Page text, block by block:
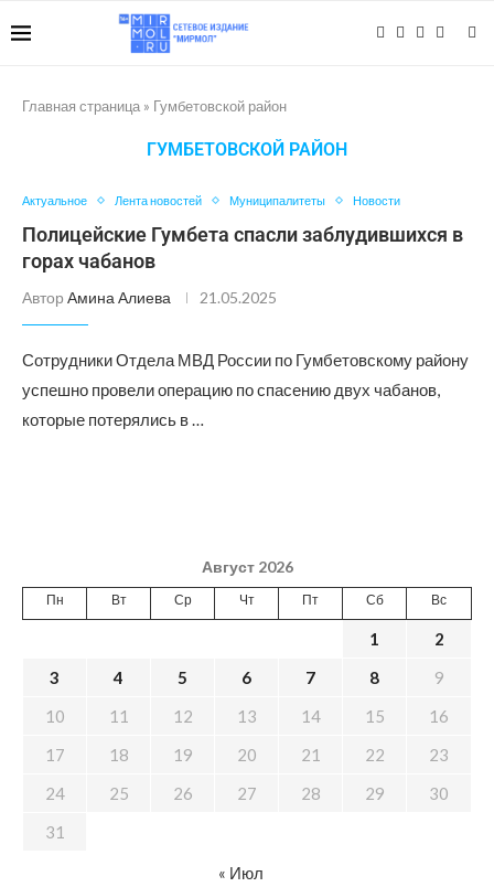
Главная страница » Гумбетовской район
ГУМБЕТОВСКОЙ РАЙОН
Актуальное Лента новостей Муниципалитеты Новости
Полицейские Гумбета спасли заблудившихся в
горах чабанов
Автор Амина Алиева 21.05.2025
Сотрудники Отдела МВД России по Гумбетовскому району
успешно провели операцию по спасению двух чабанов,
которые потерялись в …
Август 2026
Пн Вт Ср Чт Пт Сб Вс
1
2
3
4 5 6 7 8
9
10
11 12 13 14 15
16
17
18 19 20 21 22
23
24
25 26 27 28 29
30
31
« Июл